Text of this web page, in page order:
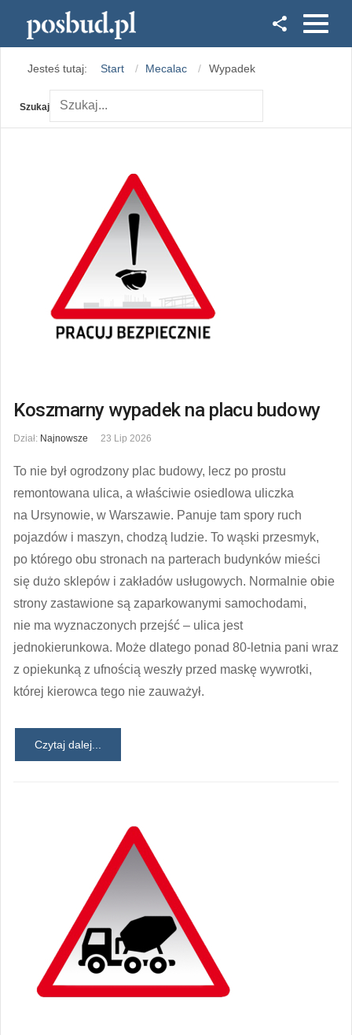
Instagram
Jesteś tutaj: Start Mecalac Wypadek
Szukaj
Koszmarny wypadek na placu budowy
Dział: Najnowsze 23 Lip 2026
To nie był ogrodzony plac budowy, lecz po prostu
remontowana ulica, a właściwie osiedlowa uliczka
na Ursynowie, w Warszawie. Panuje tam spory ruch
pojazdów i maszyn, chodzą ludzie. To wąski przesmyk,
po którego obu stronach na parterach budynków mieści
się dużo sklepów i zakładów usługowych. Normalnie obie
strony zastawione są zaparkowanymi samochodami,
nie ma wyznaczonych przejść – ulica jest
jednokierunkowa. Może dlatego ponad 80-letnia pani wraz
z opiekunką z ufnością weszły przed maskę wywrotki,
której kierowca tego nie zauważył.
Czytaj dalej...